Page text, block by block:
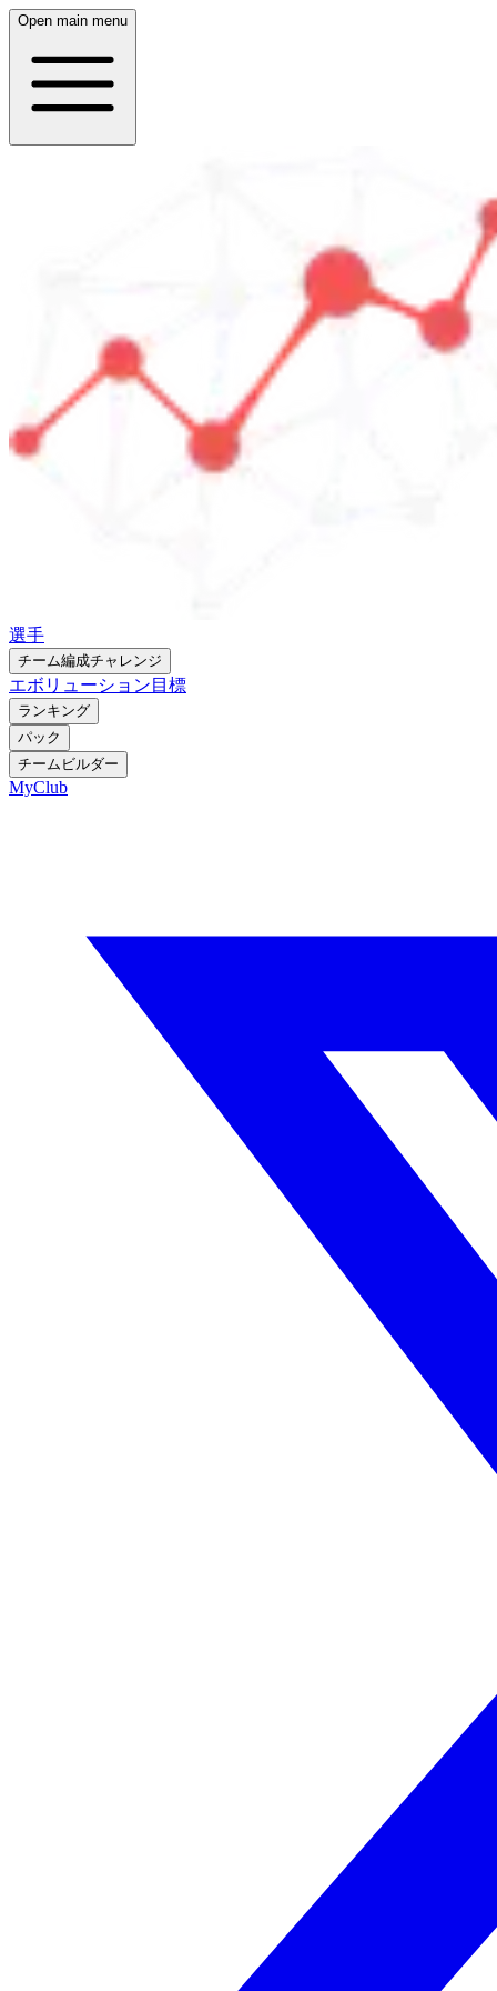
Open main menu
選手
チーム編成チャレンジ
エボリューション 目標
ランキング
パック
チームビルダー
MyClub